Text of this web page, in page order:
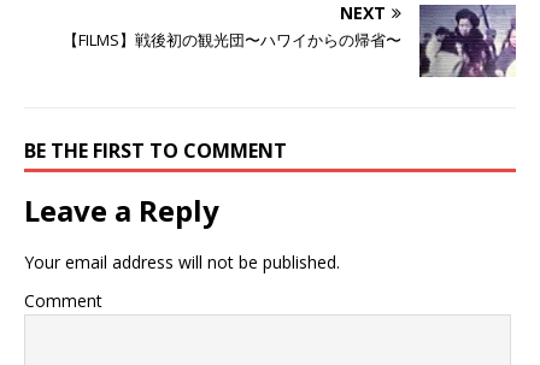
ド
ウ
さ
い
ン
ド
ウ
開
き
)
ド
ウ
NEXT
【FILMS】戦後初の観光団〜ハワイからの帰省〜
BE THE FIRST TO COMMENT
Leave a Reply
Your email address will not be published.
Comment